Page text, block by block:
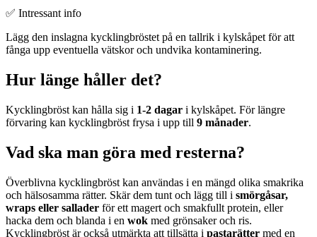
✅ Intressant info
Lägg den inslagna kycklingbröstet på en tallrik i kylskåpet för att
fånga upp eventuella vätskor och undvika kontaminering.
Hur länge håller det?
Kycklingbröst kan hålla sig i 1-2 dagar i kylskåpet. För längre
förvaring kan kycklingbröst frysa i upp till 9 månader.
Vad ska man göra med resterna?
Överblivna kycklingbröst kan användas i en mängd olika smakrika
och hälsosamma rätter. Skär dem tunt och lägg till i smörgåsar,
wraps eller sallader för ett magert och smakfullt protein, eller
hacka dem och blanda i en wok med grönsaker och ris.
Kycklingbröst är också utmärkta att tillsätta i pastarätter med en